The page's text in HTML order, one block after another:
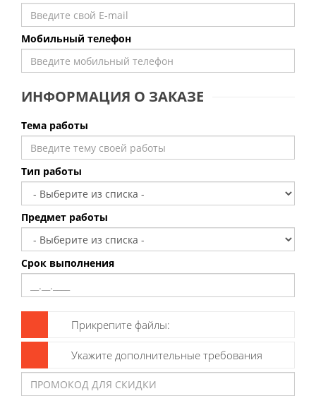
Мобильный телефон
ИНФОРМАЦИЯ О ЗАКАЗЕ
Тема работы
Тип работы
Предмет работы
Срок выполнения
Прикрепите файлы:
Укажите дополнительные требования